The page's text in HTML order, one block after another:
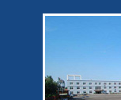
网架钢